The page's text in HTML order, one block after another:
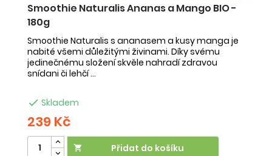
Smoothie Naturalis Ananas a Mango BIO -
180g
Smoothie Naturalis s ananasem a kusy manga je
nabité všemi důležitými živinami. Díky svému
jedinečnému složení skvěle nahradí zdravou
snídani či lehčí ...
 Skladem
239 Kč
 Přidat do košíku